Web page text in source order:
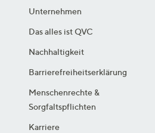
Unternehmen
Das alles ist QVC
Nachhaltigkeit
Barrierefreiheitserklärung
Menschenrechte &
Sorgfaltspflichten
Karriere